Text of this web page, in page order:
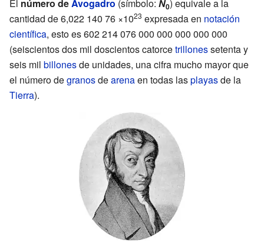
El número de Avogadro (símbolo: N0) equivale a la
cantidad de 6,022 140 76 ×1023 expresada en notación
científica, esto es 602 214 076 000 000 000 000 000
(seiscientos dos mil doscientos catorcetrillonessetenta y
seis mil billonesde unidades, una cifra mucho mayor que
el número degranosdearenaen todas lasplayasde la
Tierra).